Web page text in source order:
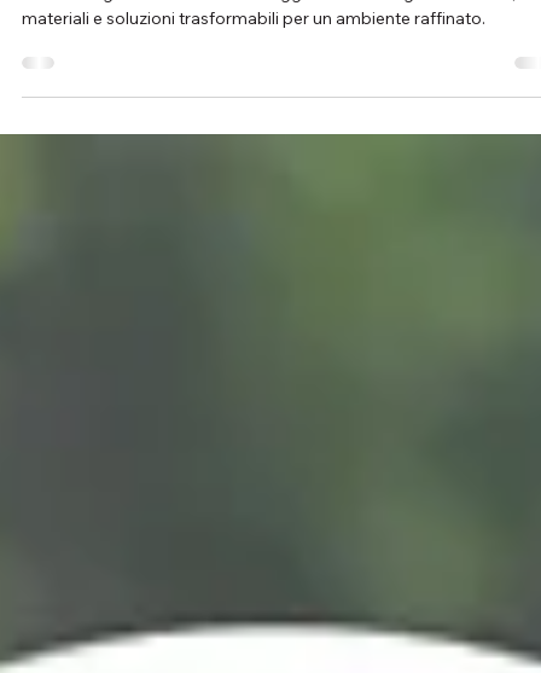
materiali e soluzioni trasformabili per un ambiente raffinato.